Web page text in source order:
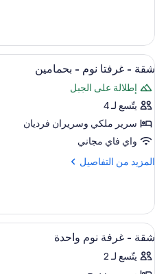
شقة
٣
نوم
استعراض
جميع
صور
شقة
-
غرفتا
نوم
8
شقة - غرفتا نوم - بحمامين
إطلالة على الجبل
يتّسع لـ 4
سرير ملكي‫‬ وسريران فرديان
واي فاي مجاني
المزيد من التفاصيل
المزيد
شقة
غرفتا
-
استعراض
جميع
صور
9
شقة - غرفة نوم واحدة
يتّسع لـ 2